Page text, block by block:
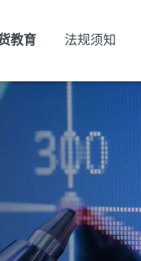
教育 法规须知